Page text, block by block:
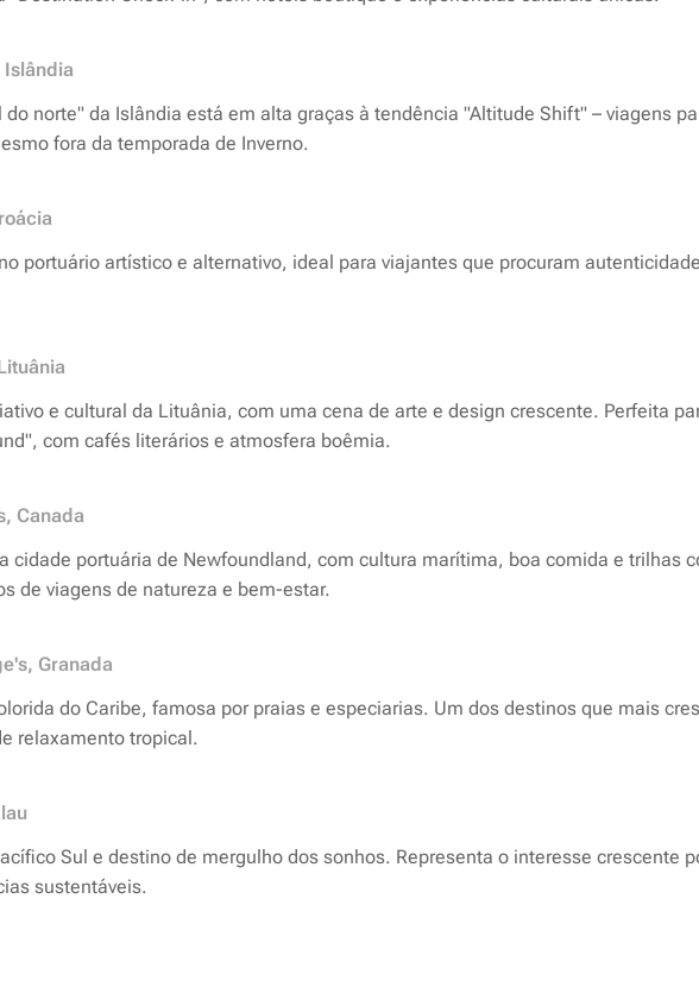
do norte" da Islândia está em alta graças à tendência "Altitude Shift" – viagens
fora da temporada de Inverno.
portuário artístico e alternativo, ideal para viajantes que procuram
e cultural da Lituânia, com uma cena de arte e design crescente. Perfeita
com cafés literários e atmosfera boêmia.
Canada
cidade portuária de Newfoundland, com cultura marítima, boa comida e trilhas
de viagens de natureza e bem-estar.
Granada
do Caribe, famosa por praias e especiarias. Um dos destinos que mais
relaxamento tropical.
Sul e destino de mergulho dos sonhos. Representa o interesse crescente
sustentáveis.